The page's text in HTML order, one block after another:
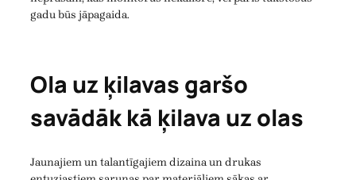
gadu būs jāpagaida.
Ola uz ķilavas garšo
savādāk kā ķilava uz olas
Jaunajiem un talantīgajiem dizaina un drukas